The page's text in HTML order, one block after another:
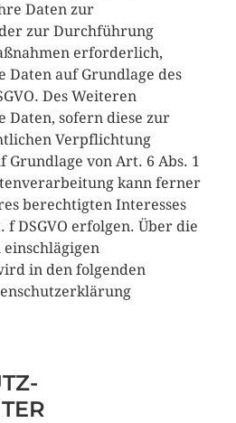
Daten zur
zur Durchführung
erforderlich,
auf Grundlage des
Des Weiteren
sofern diese zur
Verpflichtung
von Art. 6 Abs. 1
kann ferner
berechtigten Interesses
f DSGVO erfolgen. Über die
in den folgenden